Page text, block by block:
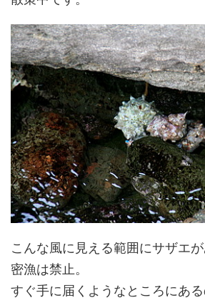
こんな風に見える範囲にサザエが
密漁は禁止。
すぐ手に届くようなところにある